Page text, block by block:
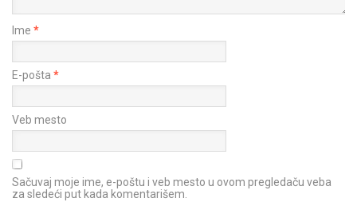
Ime *
E-pošta *
Veb mesto
Sačuvaj moje ime, e-poštu i veb mesto u ovom pregledaču veba
za sledeći put kada komentarišem.